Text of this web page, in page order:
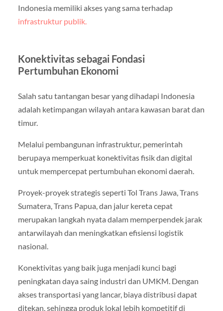
Indonesia memiliki akses yang sama terhadap
infrastruktur publik.
Konektivitas sebagai Fondasi
Pertumbuhan Ekonomi
Salah satu tantangan besar yang dihadapi Indonesia
adalah ketimpangan wilayah antara kawasan barat dan
timur.
Melalui pembangunan infrastruktur, pemerintah
berupaya memperkuat konektivitas fisik dan digital
untuk mempercepat pertumbuhan ekonomi daerah.
Proyek-proyek strategis seperti Tol Trans Jawa, Trans
Sumatera, Trans Papua, dan jalur kereta cepat
merupakan langkah nyata dalam memperpendek jarak
antarwilayah dan meningkatkan efisiensi logistik
nasional.
Konektivitas yang baik juga menjadi kunci bagi
peningkatan daya saing industri dan UMKM. Dengan
akses transportasi yang lancar, biaya distribusi dapat
ditekan, sehingga produk lokal lebih kompetitif di